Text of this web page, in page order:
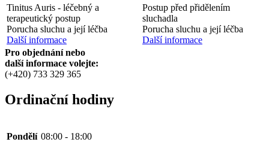
Tinitus Auris - léčebný a
terapeutický postup
Porucha sluchu a její léčba
Další informace
Postup před přidělením
sluchadla
Porucha sluchu a její léčba
Další informace
Pro objednání nebo
další informace volejte:
(+420) 733 329 365
Ordinační hodiny
Pondělí 08:00 - 18:00